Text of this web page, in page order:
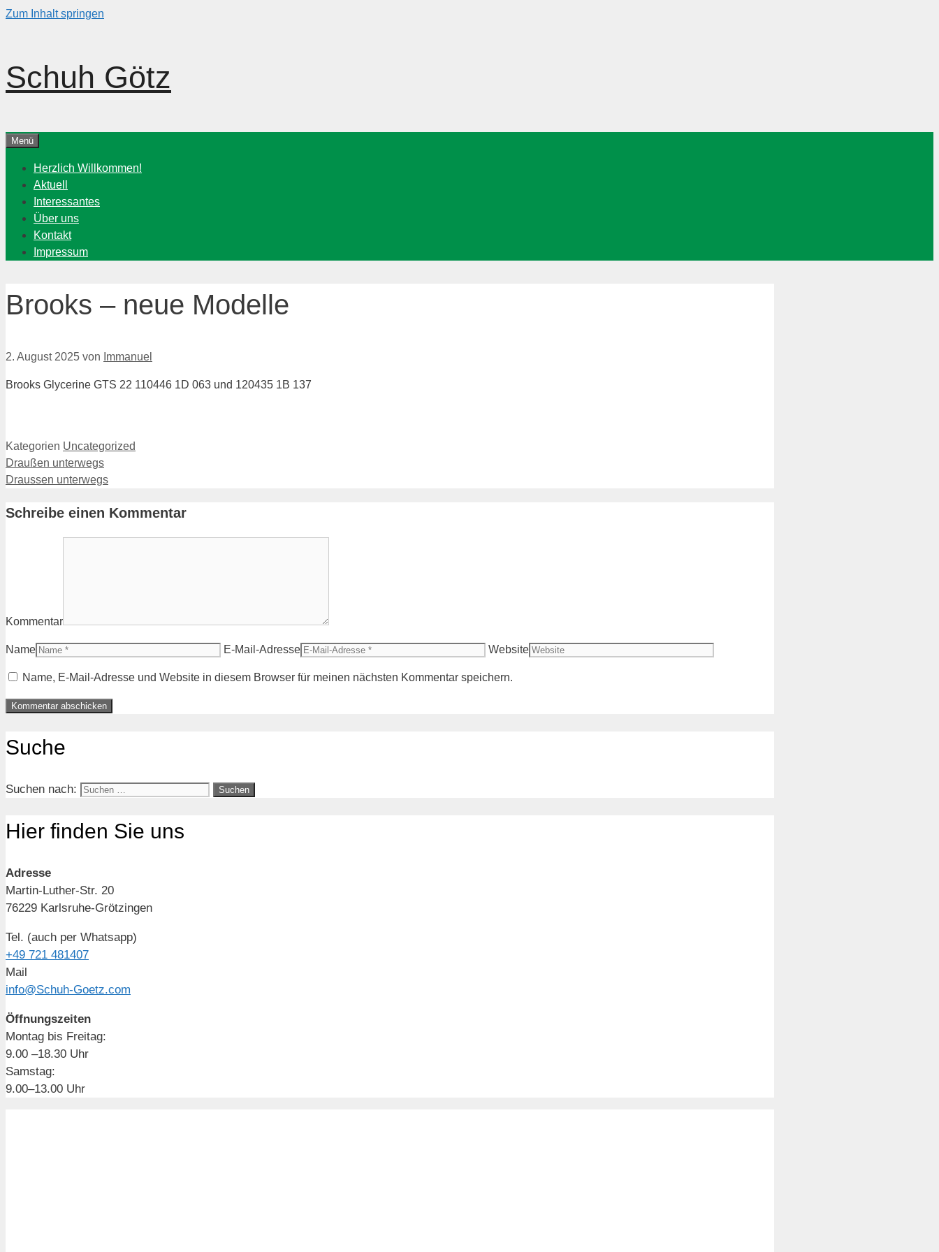
Zum Inhalt springen
Schuh Götz
Menü
Herzlich Willkommen!
Aktuell
Interessantes
Über uns
Kontakt
Impressum
Brooks – neue Modelle
2. August 2025 von Immanuel
Brooks Glycerine GTS 22 110446 1D 063 und 120435 1B 137
Kategorien Uncategorized
Draußen unterwegs
Draussen unterwegs
Schreibe einen Kommentar
Kommentar
Name E-Mail-Adresse Website
Name, E-Mail-Adresse und Website in diesem Browser für meinen nächsten Kommentar speichern.
Suche
Suchen nach:
Hier finden Sie uns
Adresse
Martin-Luther-Str. 20
76229 Karlsruhe-Grötzingen
Tel. (auch per Whatsapp)
+49 721 481407
Mail
info@Schuh-Goetz.com
Öffnungszeiten
Montag bis Freitag:
9.00 –18.30 Uhr
Samstag:
9.00–13.00 Uhr